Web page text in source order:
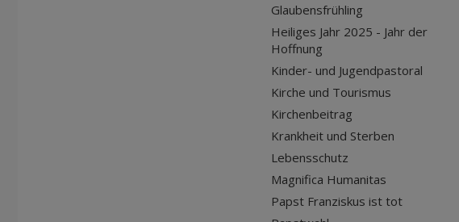
Glaubensfrühling
Heiliges Jahr 2025 - Jahr der
Hoffnung
Kinder- und Jugendpastoral
Kirche und Tourismus
Kirchenbeitrag
Krankheit und Sterben
Lebensschutz
Magnifica Humanitas
Papst Franziskus ist tot